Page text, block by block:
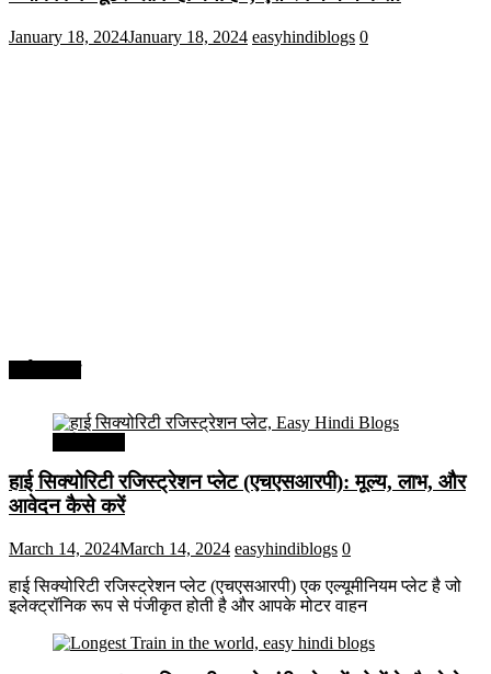
January 18, 2024January 18, 2024 easyhindiblogs 0
हाई सिक्योरिटी रजिस्ट्रेशन प्लेट (एचएसआरपी): मूल्य, लाभ, और
आवेदन कैसे करें
March 14, 2024March 14, 2024 easyhindiblogs 0
हाई सिक्योरिटी रजिस्ट्रेशन प्लेट (एचएसआरपी) एक एल्यूमीनियम प्लेट है जो
इलेक्ट्रॉनिक रूप से पंजीकृत होती है और आपके मोटर वाहन